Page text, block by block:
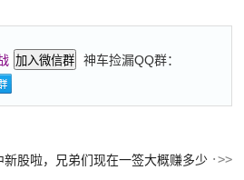
加入微信群
神车捡漏QQ群：
新股啦，兄弟们现在一签大概赚多少